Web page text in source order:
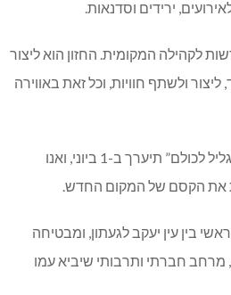
ירידים וסדנאות.
לקהילה המקומית. החזון הוא ליצור
ולשתף חוויות, וכל זאת באווירה
הפתיחה החגיגית של חוות “גליל לכולם” תיערך ב-1 ביוני, ואנו
את הקסם של המקום החדש.
בין עין יעקב לגעתון, ומבטיחה
מרחב חברתי ותרבותי שיביא עמו